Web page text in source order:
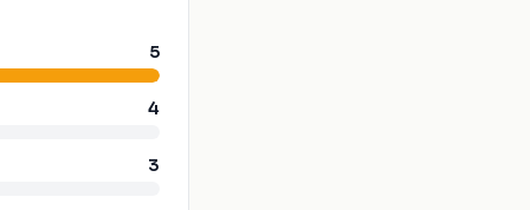
5
4
3